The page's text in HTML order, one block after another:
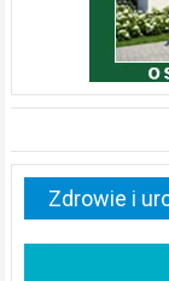
Zdrowie i